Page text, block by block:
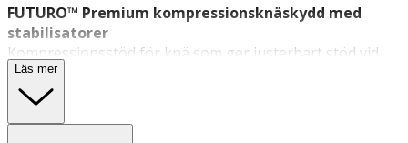
FUTURO™ Premium kompressionsknäskydd med
stabilisatorer
Kompressionsstöd för knä som ger justerbart stöd vid
rörelse och vardaglig belastning.
FUTURO™ Premium kompressionsknäskydd med
stabilisatorer är ett pådragbart
Läs mer